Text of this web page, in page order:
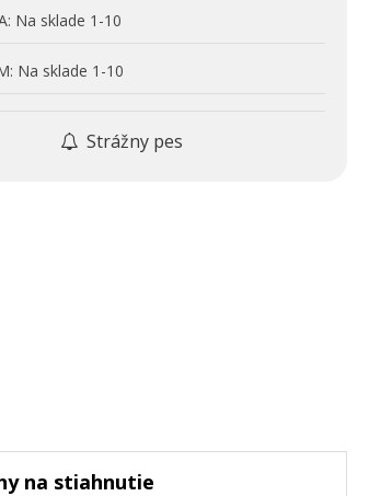
Na sklade 1-10
Na sklade 1-10
Strážny pes
na stiahnutie